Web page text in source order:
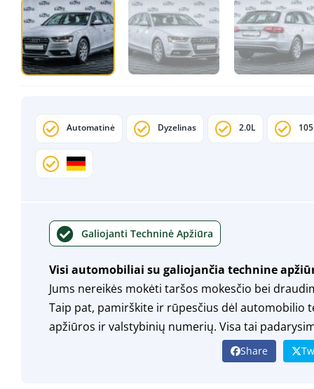
Automatinė Dyzelinas 2.0L
Galiojanti Techninė Apžiūra
Visi automobiliai su galiojančia technine
Jums nereikės mokėti taršos mokesčio bei
Taip pat, pamirškite ir rūpesčius dėl automobilio
apžiūros ir valstybinių numerių. Visa tai
Share